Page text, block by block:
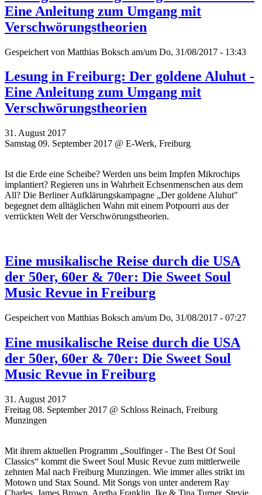
Eine Anleitung zum Umgang mit
Verschwörungstheorien
Gespeichert von Matthias Boksch am/um Do, 31/08/2017 - 13:43
Lesung in Freiburg: Der goldene Aluhut -
Eine Anleitung zum Umgang mit
Verschwörungstheorien
31. August 2017
Samstag 09. September 2017 @ E-Werk, Freiburg
Ist die Erde eine Scheibe? Werden uns beim Impfen Mikrochips
implantiert? Regieren uns in Wahrheit Echsenmenschen aus dem
All? Die Berliner Aufklärungskampagne „Der goldene Aluhut"
begegnet dem alltäglichen Wahn mit einem Potpourri aus der
verrückten Welt der Verschwörungstheorien.
Eine musikalische Reise durch die USA
der 50er, 60er & 70er: Die Sweet Soul
Music Revue in Freiburg
Gespeichert von Matthias Boksch am/um Do, 31/08/2017 - 07:27
Eine musikalische Reise durch die USA
der 50er, 60er & 70er: Die Sweet Soul
Music Revue in Freiburg
31. August 2017
Freitag 08. September 2017 @ Schloss Reinach, Freiburg
Munzingen
Mit ihrem aktuellen Programm „Soulfinger - The Best Of Soul
Classics“ kommt die Sweet Soul Music Revue zum mittlerweile
zehnten Mal nach Freiburg Munzingen. Wie immer alles strikt im
Motown und Stax Sound. Mit Songs von unter anderem Ray
Charles, James Brown, Aretha Franklin, Ike & Tina Turner, Stevie